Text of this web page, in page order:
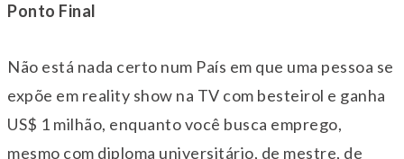
Ponto Final
Não está nada certo num País em que uma pessoa se
expõe em reality show na TV com besteirol e ganha
US$ 1 milhão, enquanto você busca emprego,
mesmo com diploma universitário, de mestre, de